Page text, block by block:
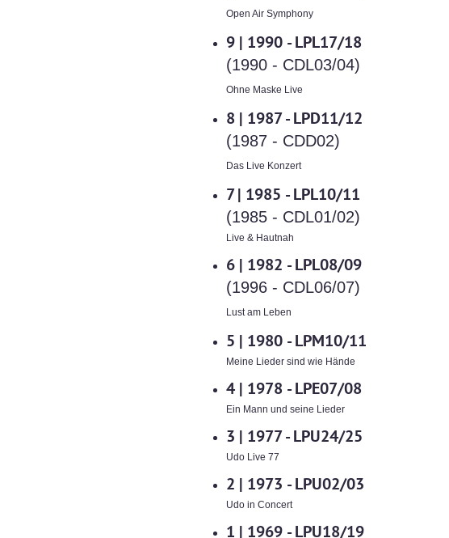
Open Air Symphony
9 | 1990 - LPL17/18
(1990 - CDL03/04)
Ohne Maske Live
8 | 1987 - LPD11/12
(1987 - CDD02)
Das Live Konzert
7 | 1985 - LPL10/11
(1985 - CDL01/02)
Live & Hautnah
6 | 1982 - LPL08/09
(1996 - CDL06/07)
Lust am Leben
5 | 1980 - LPM10/11
Meine Lieder sind wie Hände
4 | 1978 - LPE07/08
Ein Mann und seine Lieder
3 | 1977 - LPU24/25
Udo Live 77
2 | 1973 - LPU02/03
Udo in Concert
1 | 1969 - LPU18/19